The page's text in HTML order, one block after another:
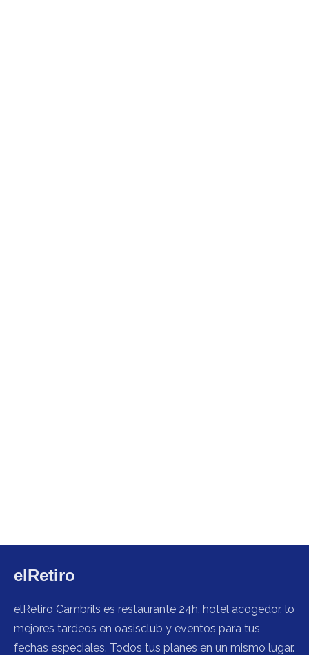
elRetiro
elRetiro Cambrils es restaurante 24h, hotel acogedor, lo
mejores tardeos en oasisclub y eventos para tus
fechas especiales. Todos tus planes en un mismo lugar.